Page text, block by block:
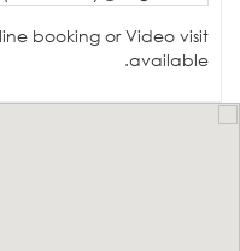
booking or Video visit
available.